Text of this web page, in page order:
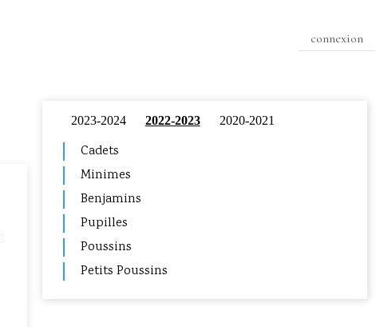
connexion
2023-2024 2022-2023 2020-2021
Cadets
Minimes
Benjamins
Pupilles
Poussins
Petits Poussins